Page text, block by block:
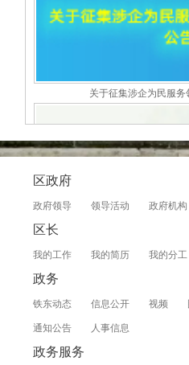
关于征集涉企为民服
区政府
政府领导 领导活动 政府机构
区长
我的工作 我的简历 我的分工
政务
铁东动态 信息公开 视频
通知公告 人事信息
政务服务